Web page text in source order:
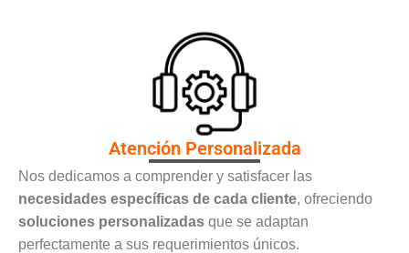
Atención Personalizada
Nos dedicamos a comprender y satisfacer las
necesidades específicas de cada cliente, ofreciendo
soluciones personalizadas que se adaptan
perfectamente a sus requerimientos únicos.